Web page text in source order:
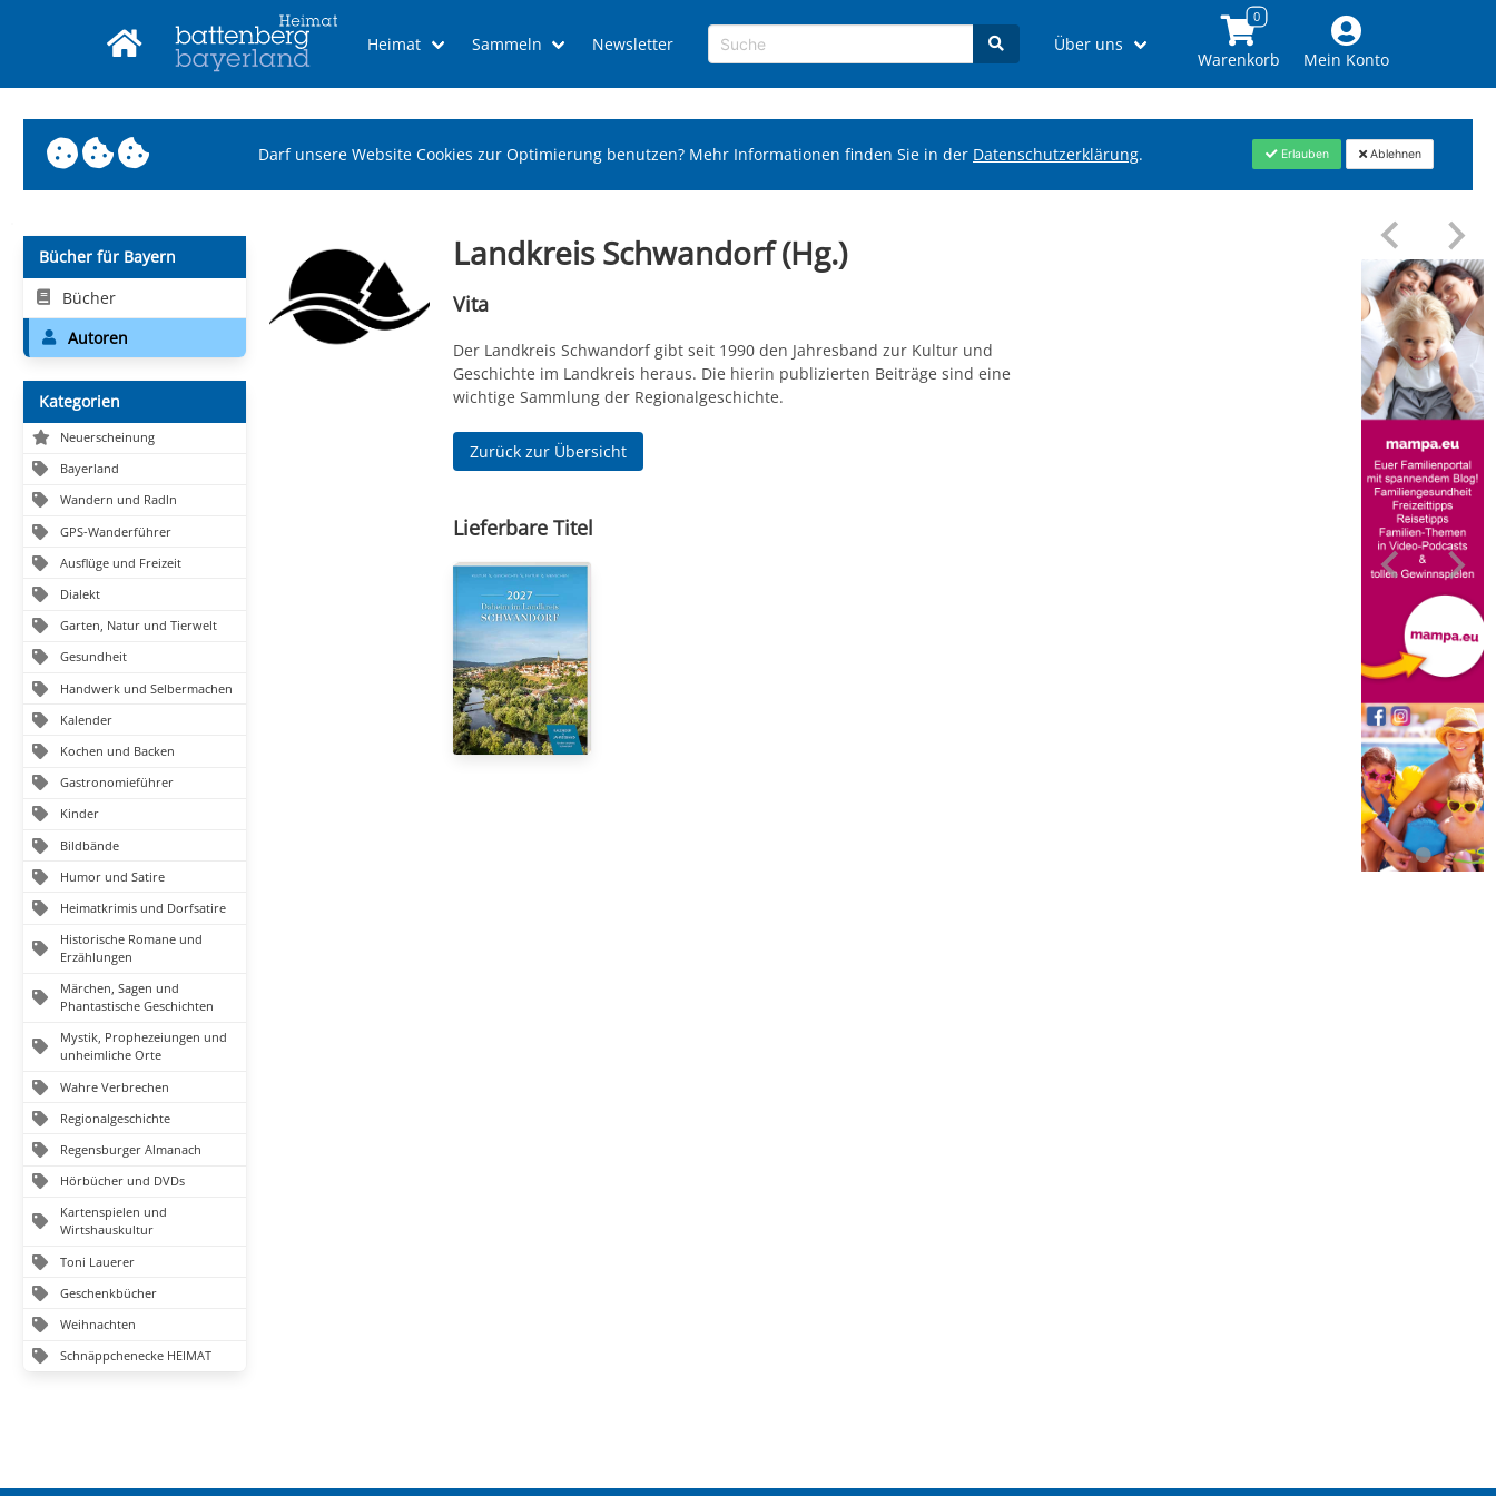
Heimat Sammeln Newsletter Über uns
Warenkorb Mein Konto
Darf unsere Website Cookies zur Optimierung benutzen? Mehr Informationen finden Sie in der Datenschutzerklärung. Erlauben Ablehnen
Bücher für Bayern
Bücher
Autoren
Kategorien
Neuerscheinung
Bayerland
Wandern und Radln
GPS-Wanderführer
Ausflüge und Freizeit
Dialekt
Garten, Natur und Tierwelt
Gesundheit
Handwerk und Selbermachen
Kalender
Kochen und Backen
Gastronomieführer
Kinder
Bildbände
Humor und Satire
Heimatkrimis und Dorfsatire
Historische Romane und
Erzählungen
Märchen, Sagen und
Phantastische Geschichten
Mystik, Prophezeiungen und
unheimliche Orte
Wahre Verbrechen
Regionalgeschichte
Regensburger Almanach
Hörbücher und DVDs
Kartenspielen und
Wirtshauskultur
Toni Lauerer
Geschenkbücher
Weihnachten
Schnäppchenecke HEIMAT
Landkreis Schwandorf (Hg.)
Vita
Der Landkreis Schwandorf gibt seit 1990 den Jahresband zur Kultur und
Geschichte im Landkreis heraus. Die hierin publizierten Beiträge sind eine
wichtige Sammlung der Regionalgeschichte.
Zurück zur Übersicht
Lieferbare Titel